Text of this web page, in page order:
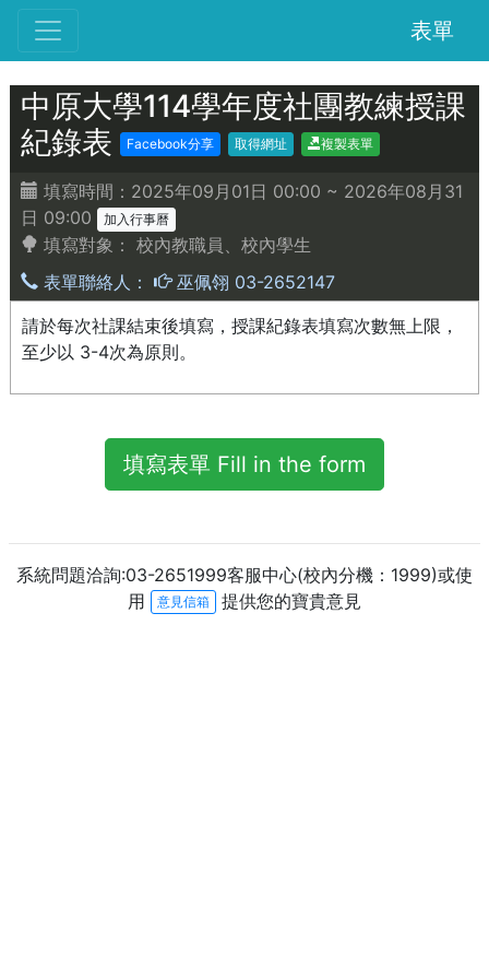
表單
中原大學114學年度社團教練授課
紀錄表
Facebook分享 取得網址 複製表單
填寫時間：2025年09月01日 00:00 ~ 2026年08月31
日 09:00
加入行事曆
填寫對象： 校內教職員、校內學生
表單聯絡人：
巫佩翎 03-2652147
請於每次社課結束後填寫，授課紀錄表填寫次數無上限，
至少以 3-4次為原則。
填寫表單 Fill in the form
系統問題洽詢:03-2651999客服中心(校內分機：1999)或使
用
意見信箱 提供您的寶貴意見